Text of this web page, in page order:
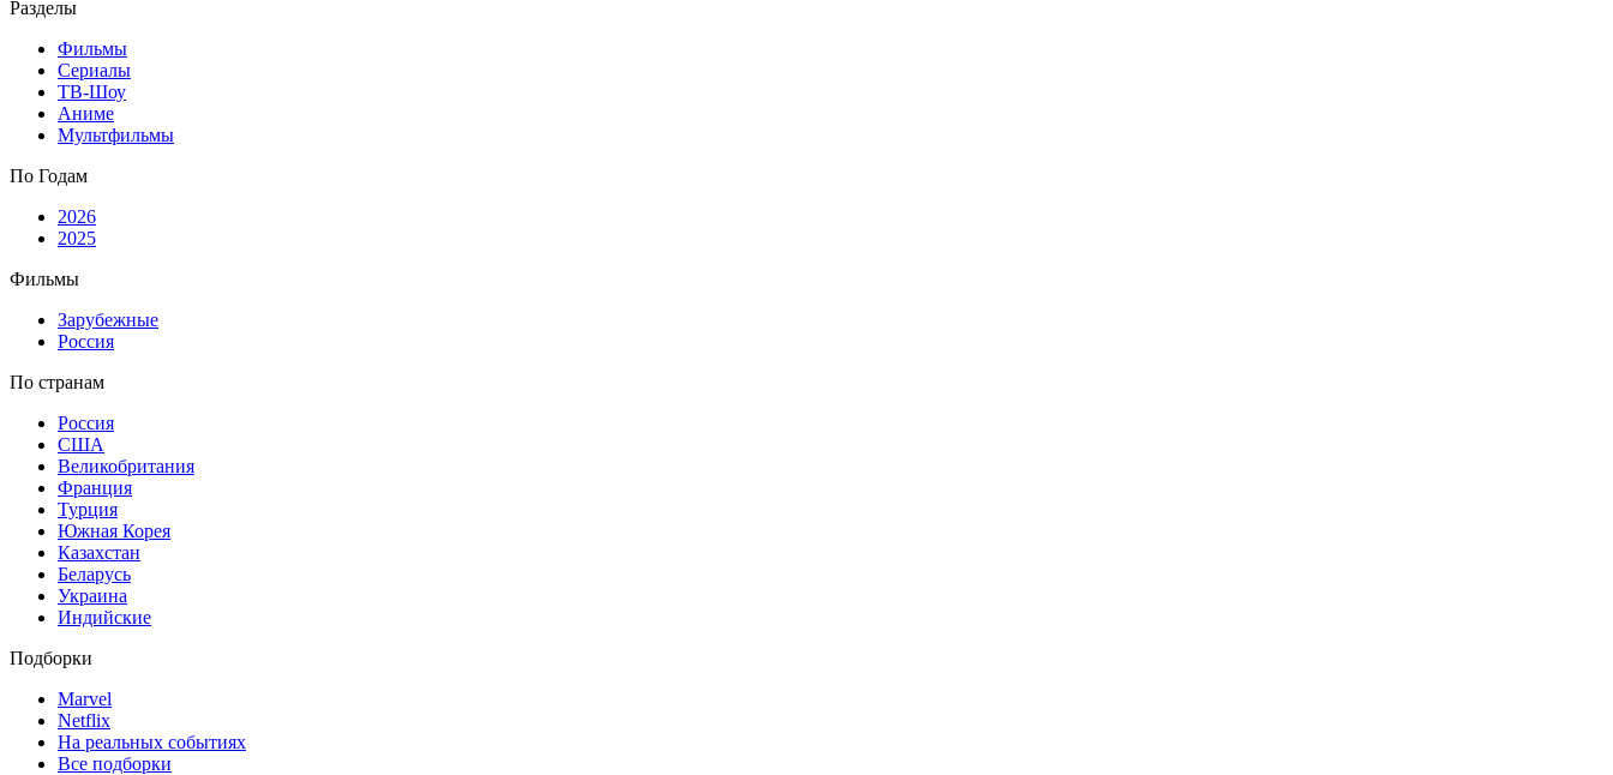
Разделы
Фильмы
Сериалы
ТВ-Шоу
Аниме
Мультфильмы
По Годам
2026
2025
Фильмы
Зарубежные
Россия
По странам
Россия
США
Великобритания
Франция
Турция
Южная Корея
Казахстан
Беларусь
Украина
Индийские
Подборки
Marvel
Netflix
На реальных событиях
Все подборки